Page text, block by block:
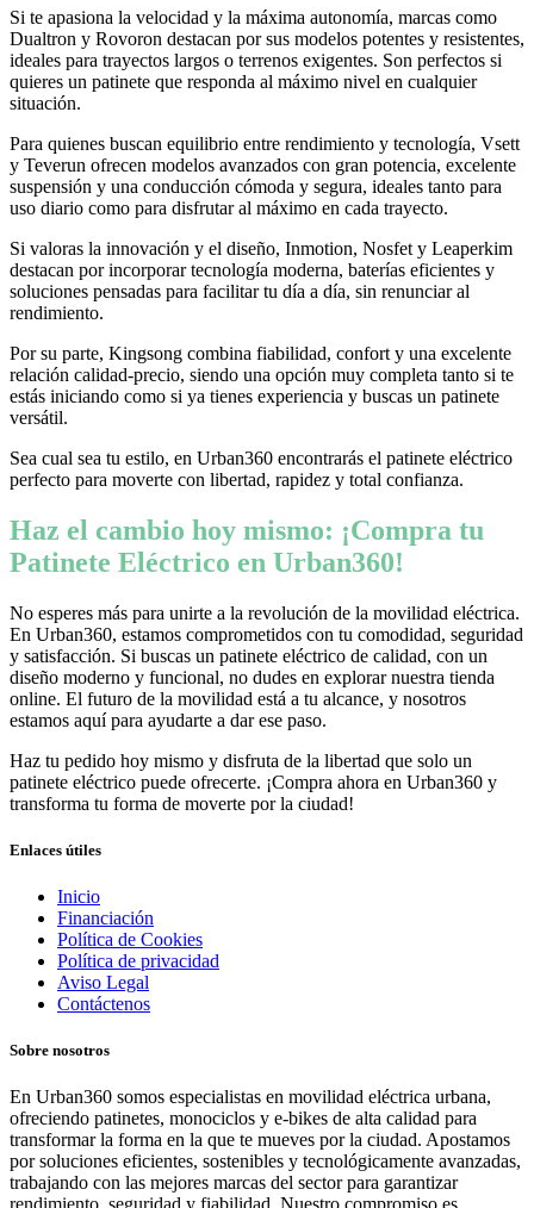
Si te apasiona la velocidad y la máxima autonomía, marcas como
Dualtron y Rovoron destacan por sus modelos potentes y resistentes,
ideales para trayectos largos o terrenos exigentes. Son perfectos si
quieres un patinete que responda al máximo nivel en cualquier
situación.
Para quienes buscan equilibrio entre rendimiento y tecnología, Vsett
y Teverun ofrecen modelos avanzados con gran potencia, excelente
suspensión y una conducción cómoda y segura, ideales tanto para
uso diario como para disfrutar al máximo en cada trayecto.
Si valoras la innovación y el diseño, Inmotion, Nosfet y Leaperkim
destacan por incorporar tecnología moderna, baterías eficientes y
soluciones pensadas para facilitar tu día a día, sin renunciar al
rendimiento.
Por su parte, Kingsong combina fiabilidad, confort y una excelente
relación calidad-precio, siendo una opción muy completa tanto si te
estás iniciando como si ya tienes experiencia y buscas un patinete
versátil.
Sea cual sea tu estilo, en Urban360 encontrarás el patinete eléctrico
perfecto para moverte con libertad, rapidez y total confianza.
Haz el cambio hoy mismo: ¡Compra tu
Patinete Eléctrico en Urban360!
No esperes más para unirte a la revolución de la movilidad eléctrica.
En Urban360, estamos comprometidos con tu comodidad, seguridad
y satisfacción. Si buscas un patinete eléctrico de calidad, con un
diseño moderno y funcional, no dudes en explorar nuestra tienda
online. El futuro de la movilidad está a tu alcance, y nosotros
estamos aquí para ayudarte a dar ese paso.
Haz tu pedido hoy mismo y disfruta de la libertad que solo un
patinete eléctrico puede ofrecerte. ¡Compra ahora en Urban360 y
transforma tu forma de moverte por la ciudad!
Enlaces útiles
Inicio
Financiación
Política de Cookies
Política de privacidad
Aviso Legal
Contáctenos
Sobre nosotros
En Urban360 somos especialistas en movilidad eléctrica urbana,
ofreciendo patinetes, monociclos y e-bikes de alta calidad para
transformar la forma en la que te mueves por la ciudad. Apostamos
por soluciones eficientes, sostenibles y tecnológicamente avanzadas,
trabajando con las mejores marcas del sector para garantizar